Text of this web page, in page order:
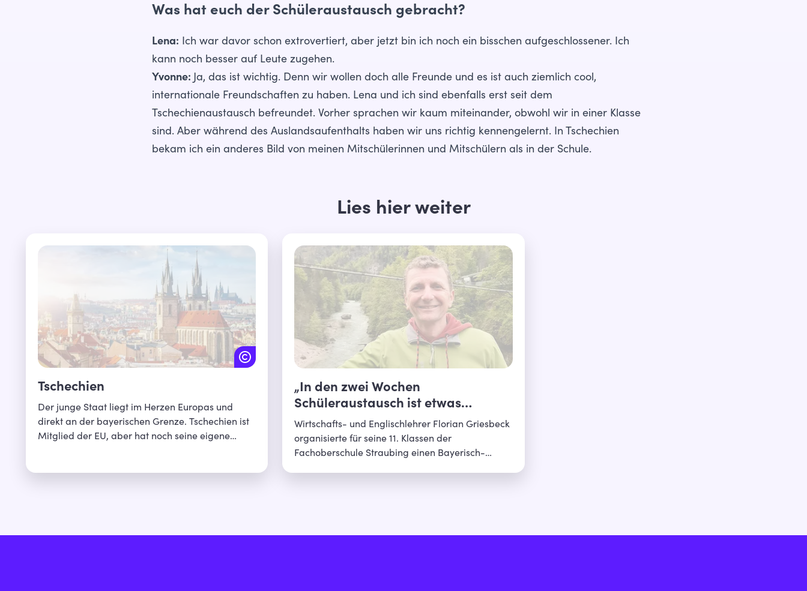
Was hat euch der Schüleraustausch gebracht?
Lena: Ich war davor schon extrovertiert, aber jetzt bin ich noch ein bisschen aufgeschlossener. Ich
kann noch besser auf Leute zugehen.
Yvonne: Ja, das ist wichtig. Denn wir wollen doch alle Freunde und es ist auch ziemlich cool,
internationale Freundschaften zu haben. Lena und ich sind ebenfalls erst seit dem
Tschechienaustausch befreundet. Vorher sprachen wir kaum miteinander, obwohl wir in einer Klasse
sind. Aber während des Auslandsaufenthalts haben wir uns richtig kennengelernt. In Tschechien
bekam ich ein anderes Bild von meinen Mitschülerinnen und Mitschülern als in der Schule.
Lies hier weiter
Tschechien
Der junge Staat liegt im Herzen Europas und
direkt an der bayerischen Grenze. Tschechien ist
Mitglied der EU, aber hat noch seine eigene
Nachbarland Tschechien!
„In den zwei Wochen
Schüleraustausch ist etwas
zusammengewachsen“
Wirtschafts- und Englischlehrer Florian Griesbeck
organisierte für seine 11. Klassen der
Fachoberschule Straubing einen Bayerisch-